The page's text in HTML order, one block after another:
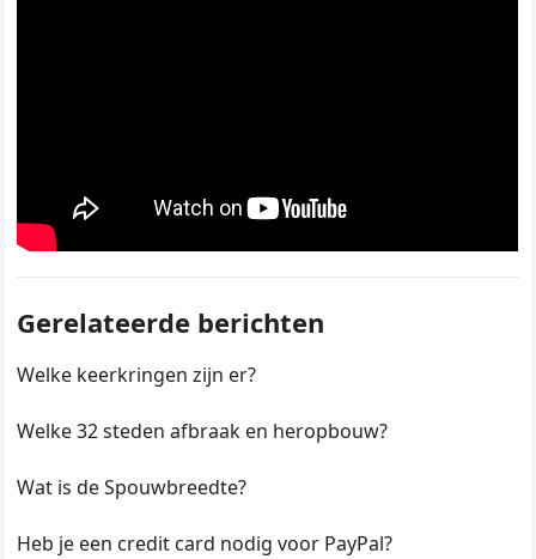
Gerelateerde berichten
Welke keerkringen zijn er?
Welke 32 steden afbraak en heropbouw?
Wat is de Spouwbreedte?
Heb je een credit card nodig voor PayPal?